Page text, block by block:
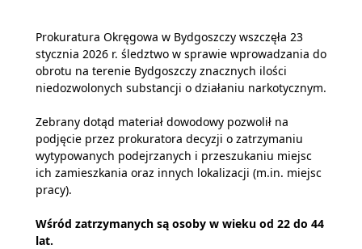
Prokuratura Okręgowa w Bydgoszczy wszczęła 23
stycznia 2026 r. śledztwo w sprawie wprowadzania do
obrotu na terenie Bydgoszczy znacznych ilości
niedozwolonych substancji o działaniu narkotycznym.
Zebrany dotąd materiał dowodowy pozwolił na
podjęcie przez prokuratora decyzji o zatrzymaniu
wytypowanych podejrzanych i przeszukaniu miejsc
ich zamieszkania oraz innych lokalizacji (m.in. miejsc
pracy).
Wśród zatrzymanych są osoby w wieku od 22 do 44
lat.